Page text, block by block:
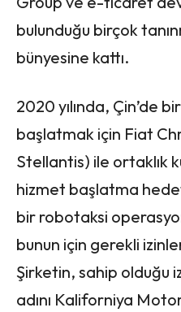
bulunduğu birçok
bünyesine kattı.
2020 yılında, Çin’de
başlatmak için Fiat
Stellantis) ile ortaklık
hizmet başlatma
bir robotaksi
bunun için gerekli
Şirketin, sahip olduğu
adını Kaliforniya